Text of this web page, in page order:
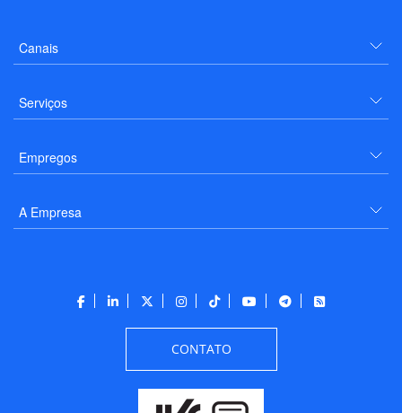
Canais
Serviços
Empregos
A Empresa
CONTATO